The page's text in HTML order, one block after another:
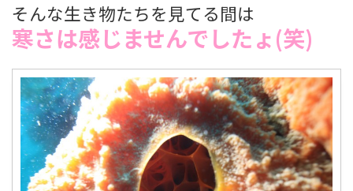
そんな生き物たちを見てる間は
寒さは感じませんでしたょ(笑)